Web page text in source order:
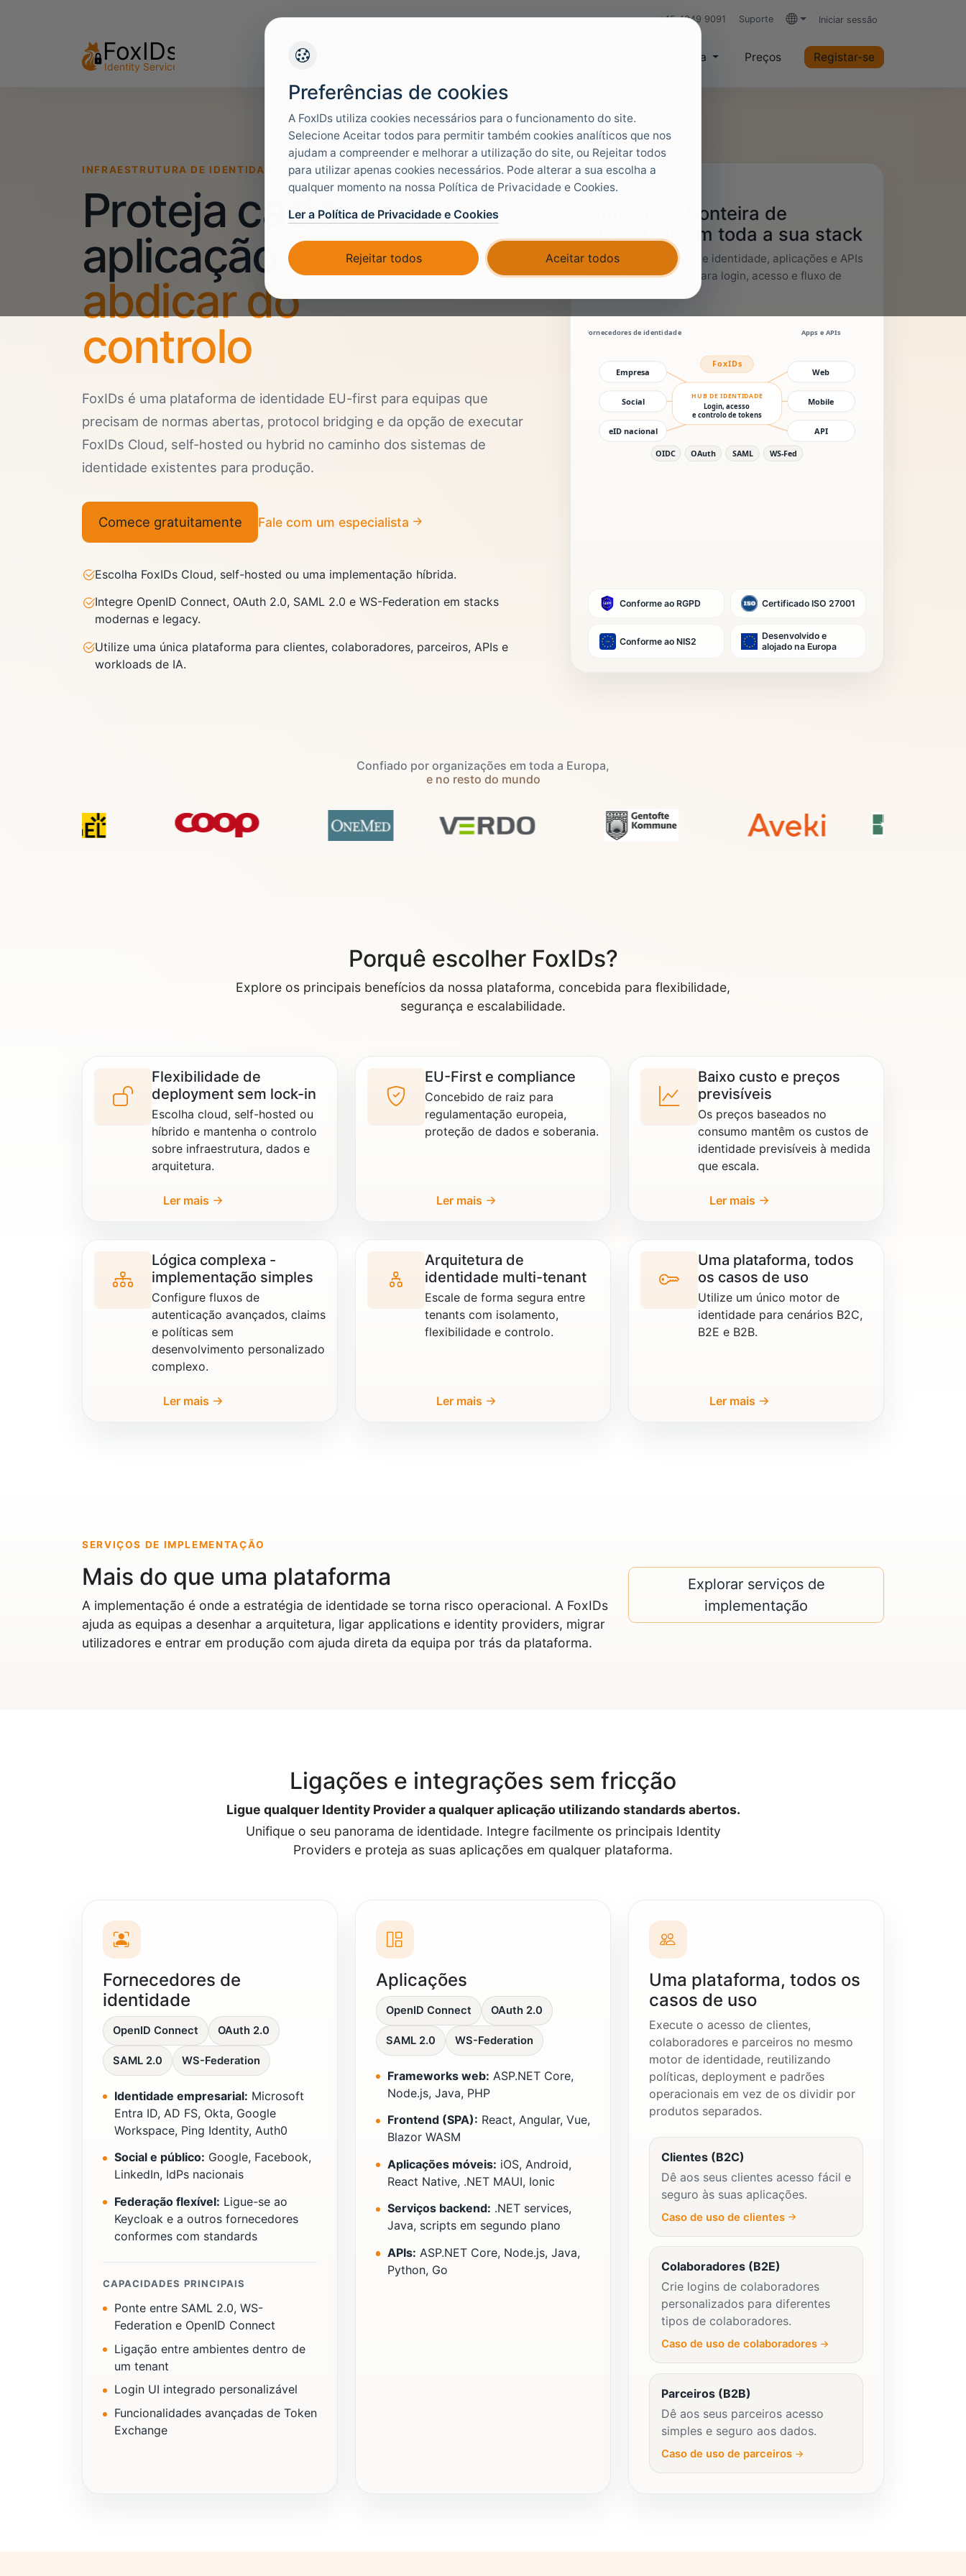
+45 4949 9091 Suporte IdiomasIniciar sessão
Plataforma Preços Registar-se
INFRAESTRUTURA DE IDENTIDADE EUROPEIA
Proteja cada
aplicaçãosem
abdicar do
controlo
FoxIDs é uma plataforma de identidade EU-first para equipas que
precisam de normas abertas, protocol bridging e da opção de executar
FoxIDs Cloud, self-hosted ou hybrid no caminho dos sistemas de
identidade existentes para produção.
Comece gratuitamente Fale com um especialista
Escolha FoxIDs Cloud, self-hosted ou uma implementação híbrida.
Integre OpenID Connect, OAuth 2.0, SAML 2.0 e WS-Federation em stacks
modernas e legacy.
Utilize uma única plataforma para clientes, colaboradores, parceiros, APIs e
workloads de IA.
TOPOLOGIA FOXIDS
Uma única fronteira de
identidade em toda a sua stack
Reúna fornecedores de identidade, aplicações e APIs
num hub controlado para login, acesso e fluxo de
Conforme ao RGPD Certificado ISO 27001
Conforme ao NIS2
Desenvolvido e
alojado na Europa
Confiado por organizações em toda a Europa,
e no resto do mundo
Porquê escolher FoxIDs?
Explore os principais benefícios da nossa plataforma, concebida para flexibilidade,
segurança e escalabilidade.
Flexibilidade de
deployment sem lock-in
Escolha cloud, self-hosted ou
híbrido e mantenha o controlo
sobre infraestrutura, dados e
arquitetura.
Ler mais
EU-First e compliance
Concebido de raiz para
regulamentação europeia,
proteção de dados e soberania.
Ler mais
Baixo custo e preços
previsíveis
Os preços baseados no
consumo mantêm os custos de
identidade previsíveis à medida
que escala.
Ler mais
Lógica complexa -
implementação simples
Configure fluxos de
autenticação avançados, claims
e políticas sem
desenvolvimento personalizado
complexo.
Ler mais
Arquitetura de
identidade multi-tenant
Escale de forma segura entre
tenants com isolamento,
flexibilidade e controlo.
Ler mais
Uma plataforma, todos
os casos de uso
Utilize um único motor de
identidade para cenários B2C,
B2E e B2B.
Ler mais
SERVIÇOS DE IMPLEMENTAÇÃO
Mais do que uma plataforma
A implementação é onde a estratégia de identidade se torna risco operacional. A FoxIDs
ajuda as equipas a desenhar a arquitetura, ligar applications e identity providers, migrar
utilizadores e entrar em produção com ajuda direta da equipa por trás da plataforma.
Explorar serviços de
implementação
Ligações e integrações sem fricção
Ligue qualquer Identity Provider a qualquer aplicação utilizando standards abertos.
Unifique o seu panorama de identidade. Integre facilmente os principais Identity
Providers e proteja as suas aplicações em qualquer plataforma.
Fornecedores de
identidade
OpenID Connect OAuth 2.0
SAML 2.0 WS-Federation
Identidade empresarial: Microsoft
Entra ID, AD FS, Okta, Google
Workspace, Ping Identity, Auth0
Social e público: Google, Facebook,
LinkedIn, IdPs nacionais
Federação flexível: Ligue-se ao
Keycloak e a outros fornecedores
conformes com standards
CAPACIDADES PRINCIPAIS
Ponte entre SAML 2.0, WS-
Federation e OpenID Connect
Ligação entre ambientes dentro de
um tenant
Login UI integrado personalizável
Funcionalidades avançadas de Token
Exchange
Aplicações
OpenID Connect OAuth 2.0
SAML 2.0 WS-Federation
Frameworks web: ASP.NET Core,
Node.js, Java, PHP
Frontend (SPA): React, Angular, Vue,
Blazor WASM
Aplicações móveis: iOS, Android,
React Native, .NET MAUI, Ionic
Serviços backend: .NET services,
Java, scripts em segundo plano
APIs: ASP.NET Core, Node.js, Java,
Python, Go
Uma plataforma, todos os
casos de uso
Execute o acesso de clientes,
colaboradores e parceiros no mesmo
motor de identidade, reutilizando
políticas, deployment e padrões
operacionais em vez de os dividir por
produtos separados.
Clientes (B2C)
Dê aos seus clientes acesso fácil e
seguro às suas aplicações.
Caso de uso de clientes
Colaboradores (B2E)
Crie logins de colaboradores
personalizados para diferentes
tipos de colaboradores.
Caso de uso de colaboradores
Parceiros (B2B)
Dê aos seus parceiros acesso
simples e seguro aos dados.
Caso de uso de parceiros
Preferências de cookies
A FoxIDs utiliza cookies necessários para o funcionamento do site.
Selecione Aceitar todos para permitir também cookies analíticos que nos
ajudam a compreender e melhorar a utilização do site, ou Rejeitar todos
para utilizar apenas cookies necessários. Pode alterar a sua escolha a
qualquer momento na nossa Política de Privacidade e Cookies.
Ler a Política de Privacidade e Cookies
Rejeitar todos Aceitar todos